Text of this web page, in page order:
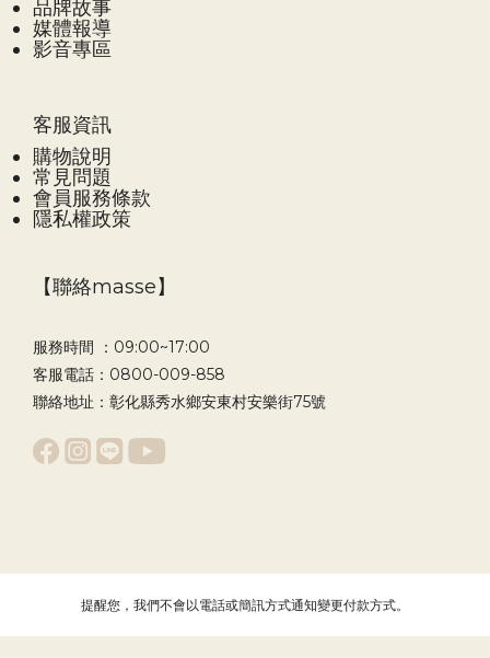
品牌故事
媒體報導
影音專區
客服資訊
購物說明
常見問題
會員服務條款
隱私權政策
【聯絡masse】
服務時間 ：09:00~17:00
客服電話：0800-009-858
聯絡地址：彰化縣秀水鄉安東村安樂街75號
提醒您，我們不會以電話或簡訊方式通知變更付款方式。